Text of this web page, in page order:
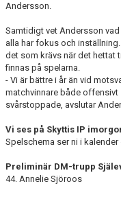
Andersson.
Samtidigt vet Andersson
alla har fokus och
det som krävs när det hettat
finnas på spelarna.
- Vi är bättre i år än vid
matchvinnare både
svårstoppade, avslutar
Vi ses på Skyttis IP
Spelschema ser ni i
Preliminär DM-trupp
44. Annelie Sjöroos